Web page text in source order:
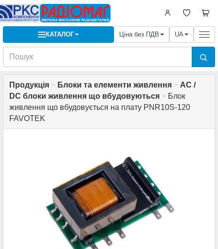
КАТАЛОГ Ціна без ПДВ UA
Продукція > Блоки та елементи живлення > AC /
DC блоки живлення що вбудовуються > Блок
живлення що вбудовується на плату PNR10S-120
FAVOTEK